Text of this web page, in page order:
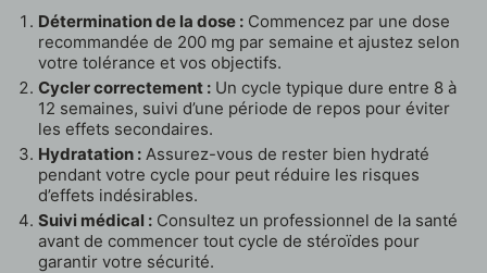
Détermination de la dose : Commencez par une dose
recommandée de 200 mg par semaine et ajustez selon
votre tolérance et vos objectifs.
Cycler correctement : Un cycle typique dure entre 8 à
12 semaines, suivi d’une période de repos pour éviter
les effets secondaires.
Hydratation : Assurez-vous de rester bien hydraté
pendant votre cycle pour peut réduire les risques
d’effets indésirables.
Suivi médical : Consultez un professionnel de la santé
avant de commencer tout cycle de stéroïdes pour
garantir votre sécurité.